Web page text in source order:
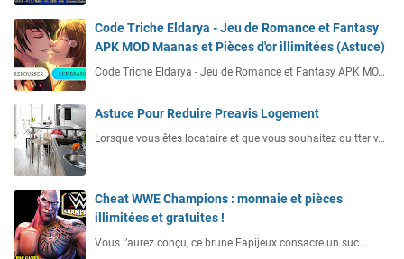
Code Triche Eldarya - Jeu de Romance et Fantasy
APK MOD Maanas et Pièces d'or illimitées (Astuce)
Code Triche Eldarya - Jeu de Romance et Fantasy APK MO…
Astuce Pour Reduire Preavis Logement
Lorsque vous êtes locataire et que vous souhaitez quitter v…
Cheat WWE Champions : monnaie et pièces
illimitées et gratuites !
Vous l’aurez conçu, ce brune Fapijeux consacre un suc…